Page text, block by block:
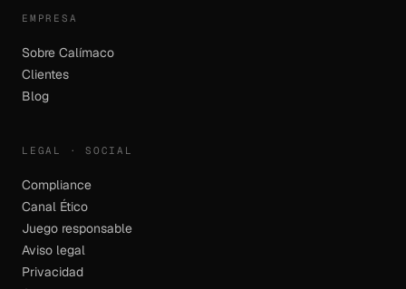
EMPRESA
Sobre Calímaco
Clientes
Blog
LEGAL · SOCIAL
Compliance
Canal Ético
Juego responsable
Aviso legal
Privacidad